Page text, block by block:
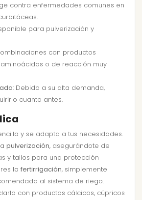
contra enfermedades comunes en
para pulverización y
con productos
o de reacción muy
: Debido a su alta demanda,
cuanto antes.
y se adapta a tus necesidades.
pulverización, asegurándote de
y tallos para una protección
la fertirrigación, simplemente
al sistema de riego.
con productos cálcicos, cúpricos